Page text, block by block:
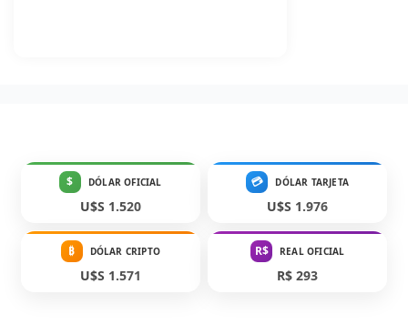
$ DÓLAR OFICIAL
U$S 1.520
💳 DÓLAR TARJETA
U$S 1.976
₿ DÓLAR CRIPTO
U$S 1.571
R$ REAL OFICIAL
R$ 293